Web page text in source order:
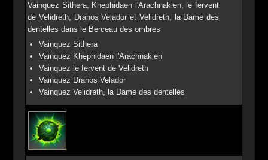
Vainquez Sithera, Khephidaen l'Arachnakien, le fervent
de Velidreth, Dranos Velador et Velidreth, la Dame des
dentelles dans le Berceau des ombres
Vainquez Sithera
Vainquez Khephidaen l'Arachnakien
Vainquez le fervent de Velidreth
Vainquez Dranos Velador
Vainquez Velidreth, la Dame des dentelles